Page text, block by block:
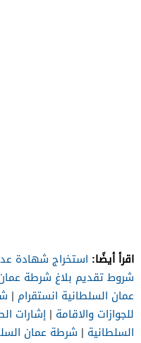
اقرأ أيضًا: استخراج شهادة
شروط تقديم بلاغ شرطة
عمان السلطانية انستقرام |
للجوازات والاقامة | إشارات
السلطانية | شرطة عمان